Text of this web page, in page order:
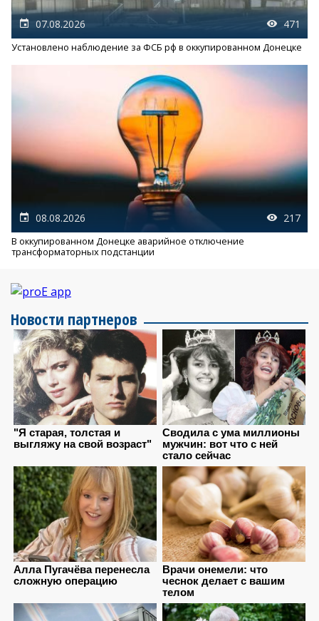
07.08.2026 471
Установлено наблюдение за ФСБ рф в оккупированном Донецке
08.08.2026 217
В оккупированном Донецке аварийное отключение
трансформаторных подстанции
Новости партнеров